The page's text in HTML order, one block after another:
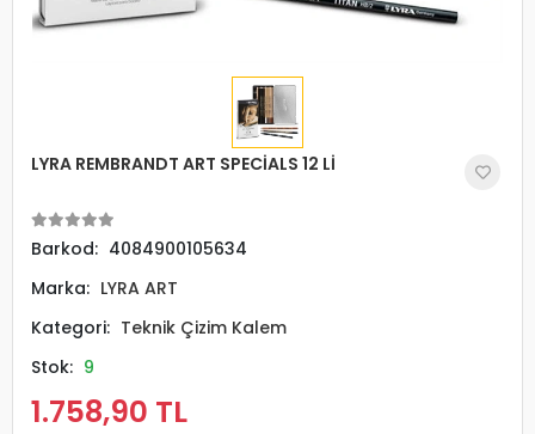
LYRA REMBRANDT ART SPECİALS 12 Lİ
Barkod: 4084900105634
Marka: LYRA ART
Kategori: Teknik Çizim Kalem
Stok: 9
1.758,90 TL